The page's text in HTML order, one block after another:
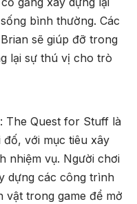
bình thường. Các
sẽ giúp đỡ trong
lại sự thú vị cho trò
The Quest for Stuff là
đố, với mục tiêu xây
nhiệm vụ. Người chơi
dựng các công trình
vật trong game để mở